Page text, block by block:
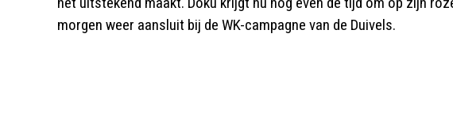
morgen weer aansluit bij de WK-campagne van de Duivels.